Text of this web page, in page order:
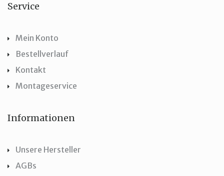
Service
Mein Konto
Bestellverlauf
Kontakt
Montageservice
Informationen
Unsere Hersteller
AGBs